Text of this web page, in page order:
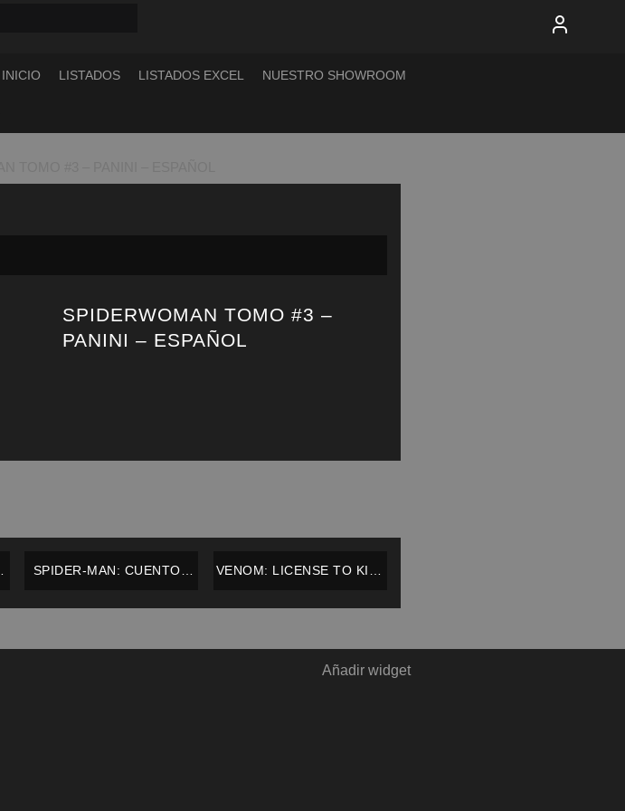
INICIO LISTADOS LISTADOS EXCEL NUESTRO SHOWROOM
SPIDERWOMAN TOMO #3 –
PANINI – ESPAÑOL
SPIDER-MAN: CUENTOS
ESPAÑOL
VENOM: LICENSE TO KILL
Añadir widget